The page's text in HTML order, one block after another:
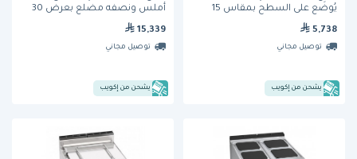
يُوضَع على السطح بمقاس 15
بوصة من بيرتوز
5,738
توصيل مجاني
يشحن من إكويب
أملس ونصفه مضلع بعرض 30
15,339
توصيل مجاني
يشحن من إكويب